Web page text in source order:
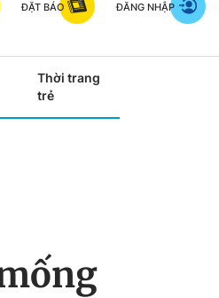
ĐẶT BÁO ĐĂNG NHẬP
Thời trang
trẻ